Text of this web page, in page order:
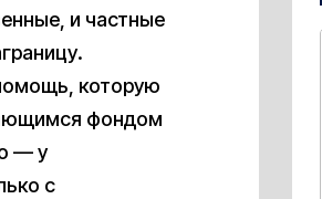
и частные
которую
фондом
— у
с